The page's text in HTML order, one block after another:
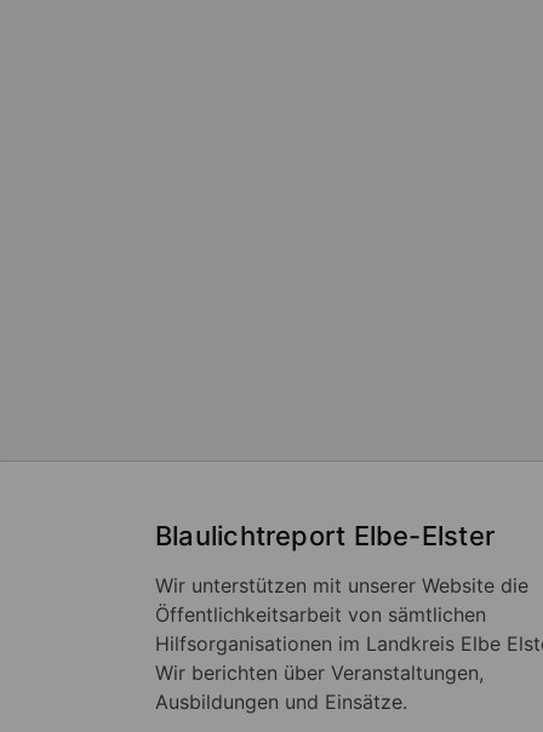
Blaulichtreport Elbe-Elster
Wir unterstützen mit unserer Website die
Öffentlichkeitsarbeit von sämtlichen
Hilfsorganisationen im Landkreis Elbe
Wir berichten über Veranstaltungen,
Ausbildungen und Einsätze.